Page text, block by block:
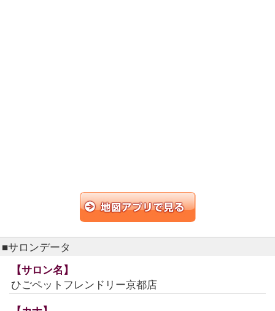
■サロンデータ
【サロン名】
ひごペットフレンドリー京都店